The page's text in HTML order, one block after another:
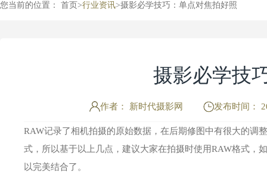
您当前的位置： 首页>行业资讯>摄影必学技巧：单点对焦拍好照
摄影必学技
作者： 新时代摄影网 发布时间：
RAW记录了相机拍摄的原始数据，在后期修图中有很大的调
式，所以基于以上几点，建议大家在拍摄时使用RAW格式，
以完美结合了。